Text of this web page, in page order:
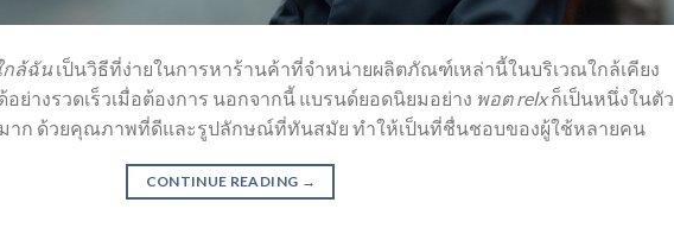
กล้ฉัน เป็นวิธีที่ง่ายในการหาร้านค้าที่จำหน่ายผลิตภัณฑ์เหล่านี้ในบริเวณใกล้เคียง
ย่างรวดเร็วเมื่อต้องการ นอกจากนี้ แบรนด์ยอดนิยมอย่าง พอต relxก็เป็นหนึ่งในตัว
าก ด้วยคุณภาพที่ดีและรูปลักษณ์ที่ทันสมัย ทำให้เป็นที่ชื่นชอบของผู้ใช้หลายคน
CONTINUE READING →